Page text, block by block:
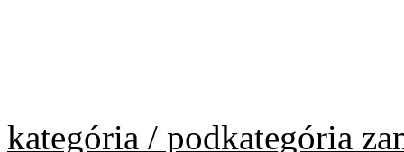
kategória / podkategória